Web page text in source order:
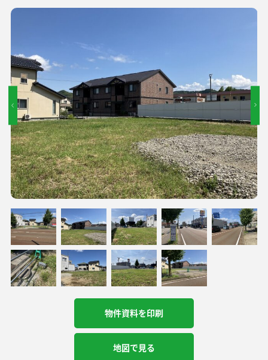
物件資料を印刷
地図で見る